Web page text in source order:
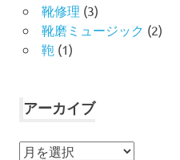
靴修理 (3)
靴磨ミュージック (2)
鞄 (1)
アーカイブ
ア